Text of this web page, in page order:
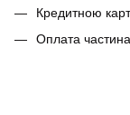
Кредитною
Оплата